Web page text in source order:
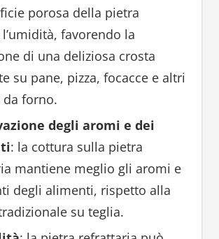
porosa della pietra
favorendo la
di una deliziosa crosta
su pane, pizza, focacce e altri
forno.
degli aromi e dei
: la cottura sulla pietra
mantiene meglio gli aromi e
degli alimenti, rispetto alla
su teglia.